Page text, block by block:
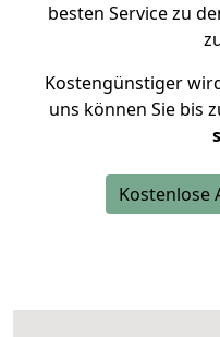
besten Service zu
Kostengünstiger
uns können Sie bis
Kostenlose